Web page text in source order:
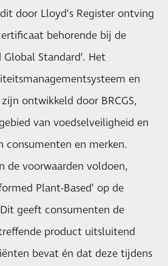
door Lloyd’s Register ontving
behorende bij de
Global Standard’. Het
en
ontwikkeld door BRCGS,
van voedselveiligheid en
consumenten en merken.
de voorwaarden voldoen,
Plant-Based’ op de
geeft consumenten de
product uitsluitend
bevat én dat deze tijdens